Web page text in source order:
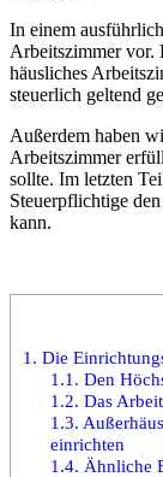
In einem
Arbeitszimmer vor.
häusliches
steuerlich geltend
Außerdem haben
Arbeitszimmer
sollte. Im letzten
Steuerpflichtige
kann.
1. Die
1.1. Den
1.2. Das
1.3.
einrichten
1.4. Ähnliche